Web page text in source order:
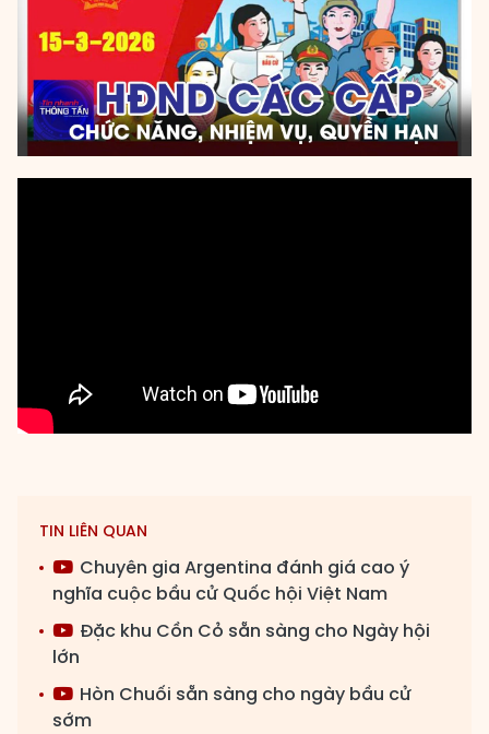
TIN LIÊN QUAN
Chuyên gia Argentina đánh giá cao ý
nghĩa cuộc bầu cử Quốc hội Việt Nam
Đặc khu Cồn Cỏ sẵn sàng cho Ngày hội
lớn
Hòn Chuối sẵn sàng cho ngày bầu cử
sớm